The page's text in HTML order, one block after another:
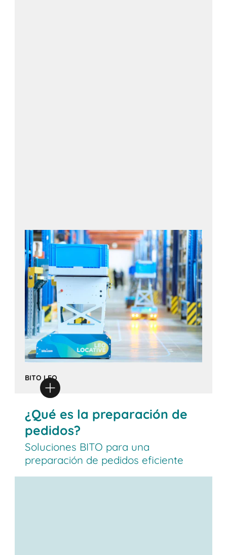
BITO LEO
¿Qué es la preparación de
pedidos?
Soluciones BITO para una
preparación de pedidos eficiente